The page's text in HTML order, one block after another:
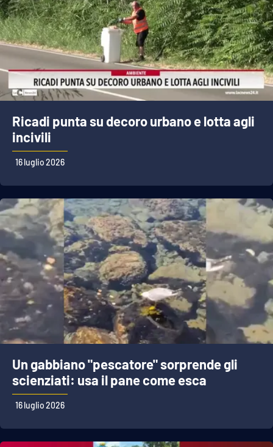
Ricadi punta su decoro urbano e lotta agli
incivili
16 luglio 2026
Un gabbiano "pescatore" sorprende gli
scienziati: usa il pane come esca
16 luglio 2026